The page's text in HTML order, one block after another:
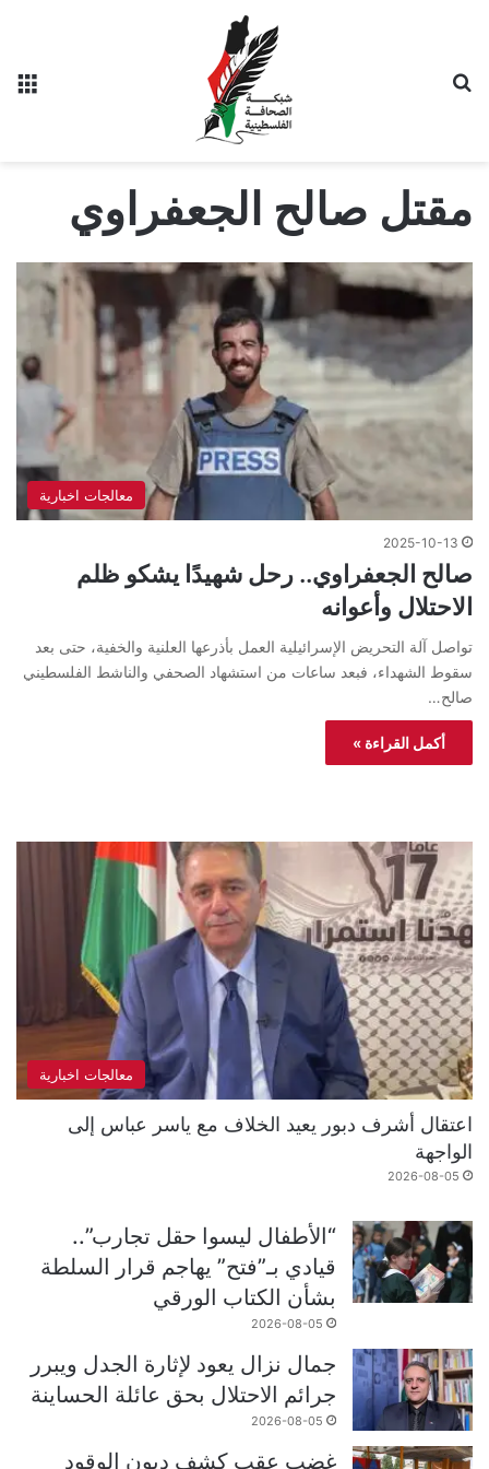
مقتل صالح الجعفراوي
معالجات اخبارية
2025-10-13
صالح الجعفراوي.. رحل شهيدًا يشكو ظلم
الاحتلال وأعوانه
تواصل آلة التحريض الإسرائيلية العمل بأذرعها العلنية والخفية، حتى بعد
سقوط الشهداء، فبعد ساعات من استشهاد الصحفي والناشط الفلسطيني
صالح…
أكمل القراءة »
معالجات اخبارية
اعتقال أشرف دبور يعيد الخلاف مع ياسر عباس إلى
الواجهة
2026-08-05
“الأطفال ليسوا حقل تجارب”..
قيادي بـ”فتح” يهاجم قرار السلطة
بشأن الكتاب الورقي
2026-08-05
جمال نزال يعود لإثارة الجدل ويبرر
جرائم الاحتلال بحق عائلة الحساينة
2026-08-05
غضب عقب كشف ديون الوقود